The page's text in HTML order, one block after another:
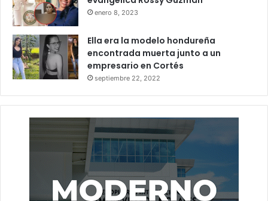
enero 8, 2023
Ella era la modelo hondureña
encontrada muerta junto a un
empresario en Cortés
septiembre 22, 2022